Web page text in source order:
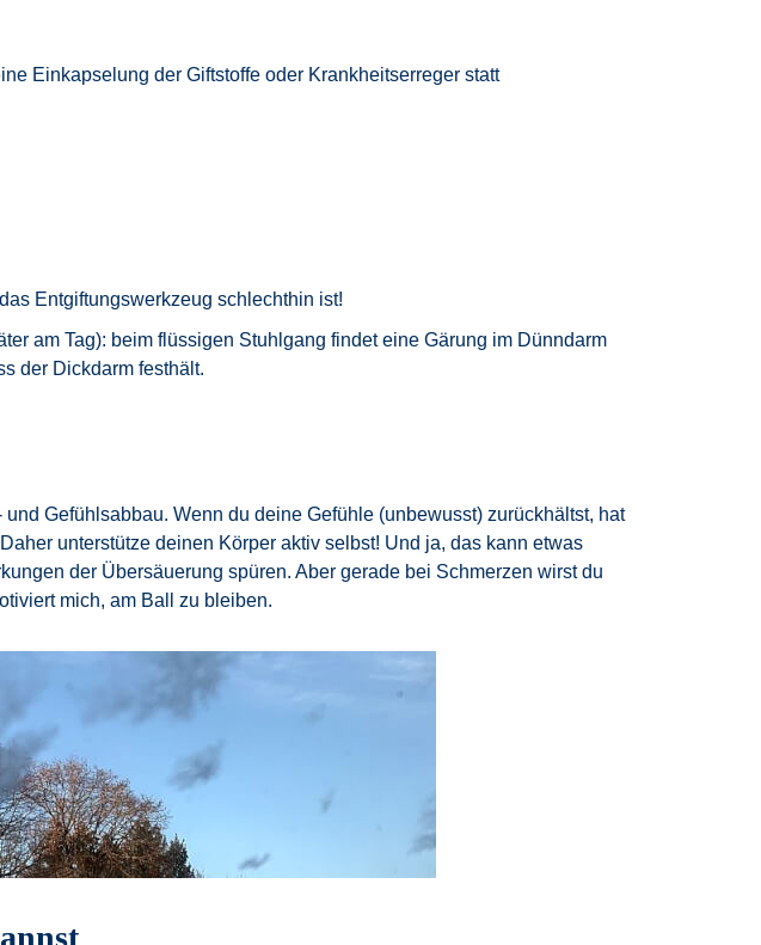
Einkapselung der Giftstoffe oder Krankheitserreger statt
Entgiftungswerkzeug schlechthin ist!
am Tag): beim flüssigen Stuhlgang findet eine Gärung im Dünndarm
der Dickdarm festhält.
Gefühlsabbau. Wenn du deine Gefühle (unbewusst) zurückhältst, hat
unterstütze deinen Körper aktiv selbst! Und ja, das kann etwas
der Übersäuerung spüren. Aber gerade bei Schmerzen wirst du
mich, am Ball zu bleiben.